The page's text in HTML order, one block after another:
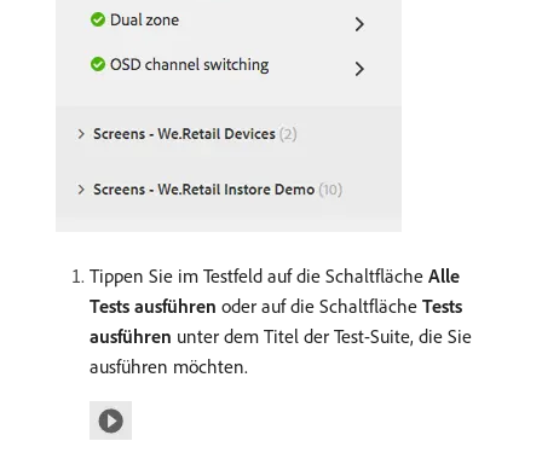
Tippen Sie im Testfeld auf die Schaltfläche Alle
Tests ausführen oder auf die Schaltfläche Tests
ausführen unter dem Titel der Test-Suite, die Sie
ausführen möchten.